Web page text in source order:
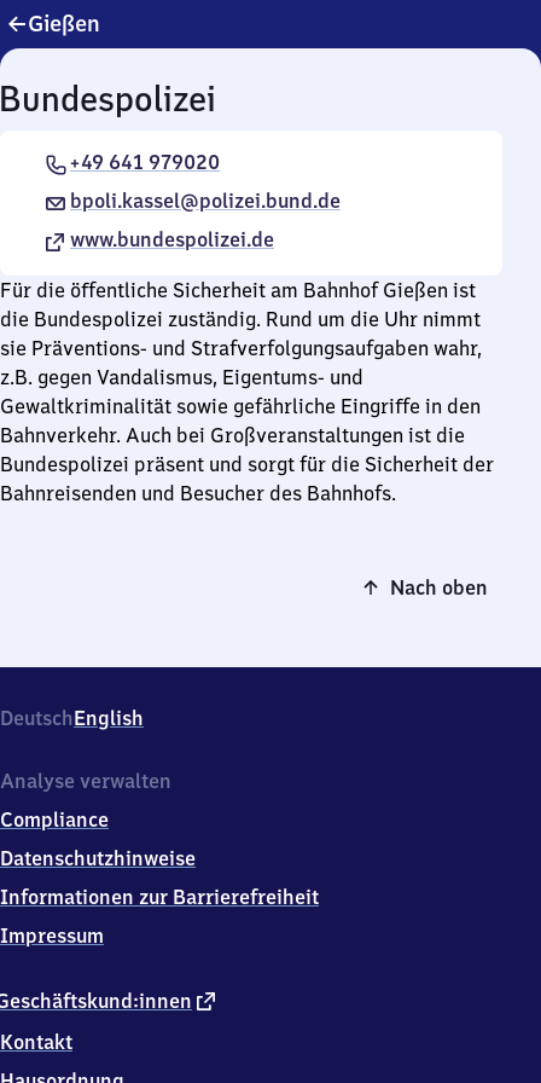
Gießen
+49 641 979020
bpoli.kassel@polizei.bund.de
www.bundespolizei.de
Für die öffentliche Sicherheit am Bahnhof Gießen ist
die Bundespolizei zuständig. Rund um die Uhr nimmt
sie Präventions- und Strafverfolgungsaufgaben wahr,
z.B. gegen Vandalismus, Eigentums- und
Gewaltkriminalität sowie gefährliche Eingriffe in den
Bahnverkehr. Auch bei Großveranstaltungen ist die
Bundespolizei präsent und sorgt für die Sicherheit der
Bahnreisenden und Besucher des Bahnhofs.
Nach oben
DeutschEnglish
externer
Kontakt
Analyse verwalten
Compliance
Datenschutzhinweise
Informationen zur Barrierefreiheit
Impressum